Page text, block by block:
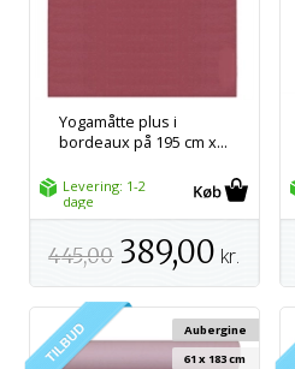
Yogamåtte plus i
bordeaux på 195 cm x...
Levering: 1-2
dage
445,00 389,00 kr.
Aubergine
61 x 183 cm